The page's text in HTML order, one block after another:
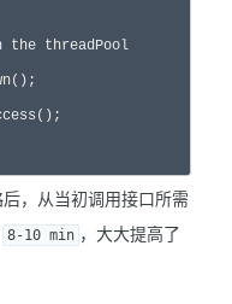
the threadPool
，从当初调用接口所需
8-10 min ，大大提高了